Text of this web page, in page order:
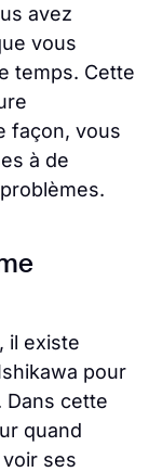
avez
vous
temps. Cette
façon, vous
à de
il existe
pour
cette
quand
ses